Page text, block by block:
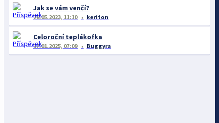
Jak se vám venčí?
26.05.2023, 11:10 keriton
Celoroční teplákofka
17.01.2025, 07:09 Buggyra